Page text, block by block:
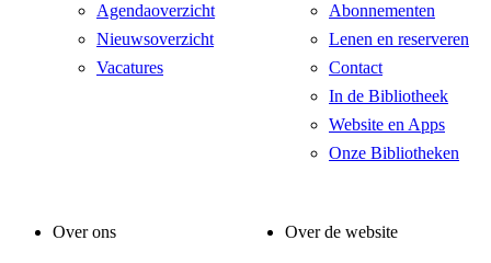
Agendaoverzicht
Nieuwsoverzicht
Vacatures
Abonnementen
Lenen en reserveren
Contact
In de Bibliotheek
Website en Apps
Onze Bibliotheken
Over ons Over de website